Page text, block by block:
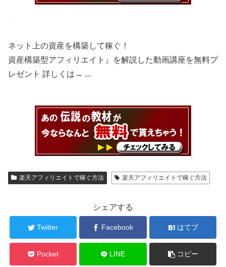
ネット上の資産を構築して稼ぐ！
資産構築型アフィリエイト』を解説した動画講座を無料プ
レゼント 詳しくは→ ...
楽天アフィリエイトで稼ぐ方法 楽天アフィリエイトで稼ぐ方法
シェアする
Twitter Facebook はてブ
Pocket LINE コピー